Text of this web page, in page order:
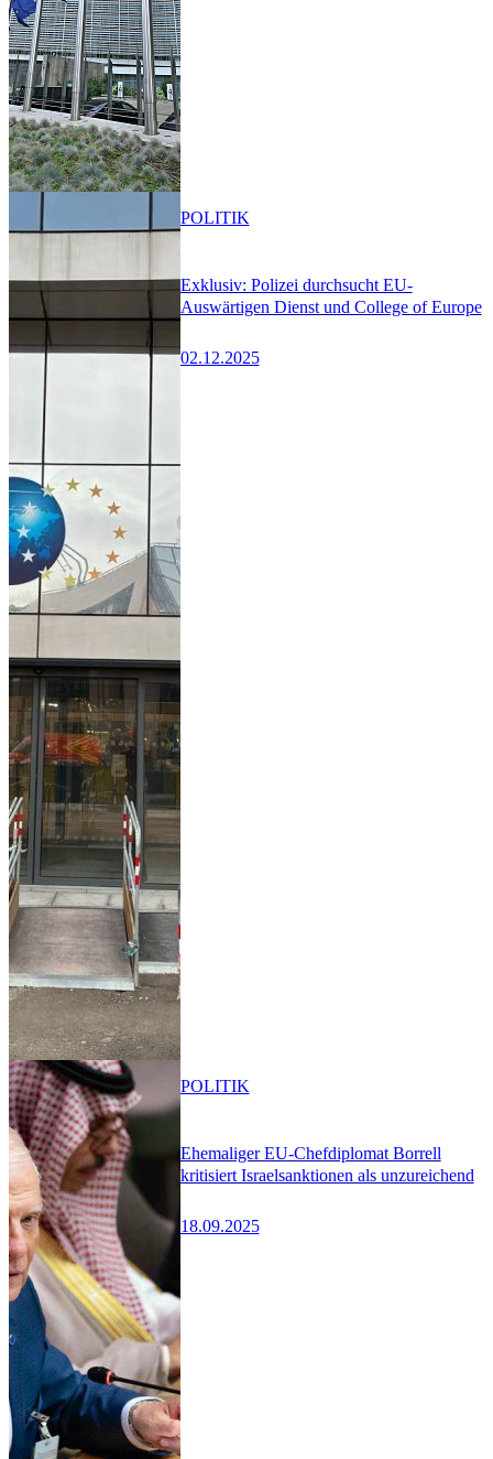
Exklusiv: Polizei durchsucht EU-
Auswärtigen Dienst und College of Europe
02.12.2025
POLITIK
Ehemaliger EU-Chefdiplomat Borrell
kritisiert Israelsanktionen als unzureichend
18.09.2025
POLITIK